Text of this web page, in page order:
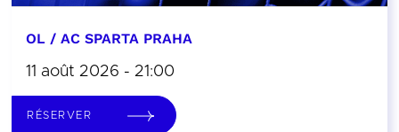
OL / AC SPARTA PRAHA
11 août 2026 - 21:00
RÉSERVER